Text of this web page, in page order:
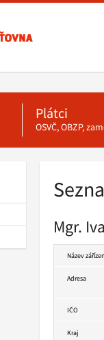
Plátci
OSVČ, OBZP,
Mgr.
Název
Adresa
IČO
Kraj